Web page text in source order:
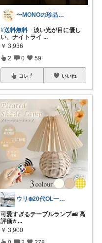
〜MONOの珍品堂〜
#送料無料 淡い光が目に優し
い、ナイトライ ...
￥ 3,936
2 0 59
コレ いいね
ウリ‪❄️20代OL一人暮らしセレクト
可愛すぎるテーブルランプ🛋️ 高
評価⭐️ ...
￥ 3,900